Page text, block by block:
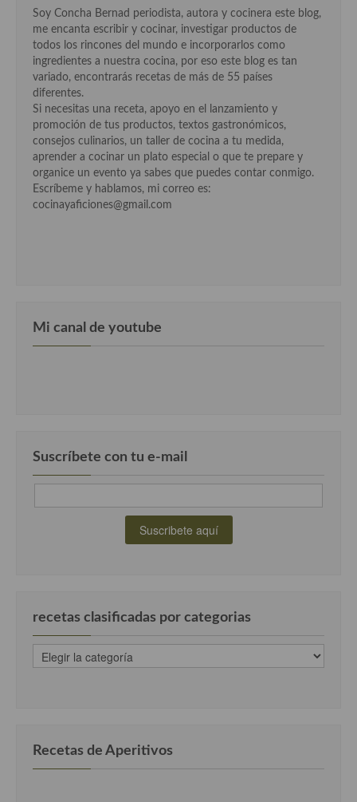
Cocina Irlanda
Cocina Italiana
Cocina Luxemburgo
Cocina Polaca
Cocina portuguesa
Cocina Rusa
Soy Concha Bernad periodista, autora y cocinera este blog,
me encanta escribir y cocinar, investigar productos de
todos los rincones del mundo e incorporarlos como
ingredientes a nuestra cocina, por eso este blog es tan
variado, encontrarás recetas de más de 55 países
diferentes.
Si necesitas una receta, apoyo en el lanzamiento y
promoción de tus productos, textos gastronómicos,
consejos culinarios, un taller de cocina a tu medida,
aprender a cocinar un plato especial o que te prepare y
organice un evento ya sabes que puedes contar conmigo.
Escríbeme y hablamos, mi correo es:
cocinayaficiones@gmail.com
Mi canal de youtube
Suscríbete con tu e-mail
recetas clasificadas por categorias
recetas
clasificadas
Recetas de Aperitivos